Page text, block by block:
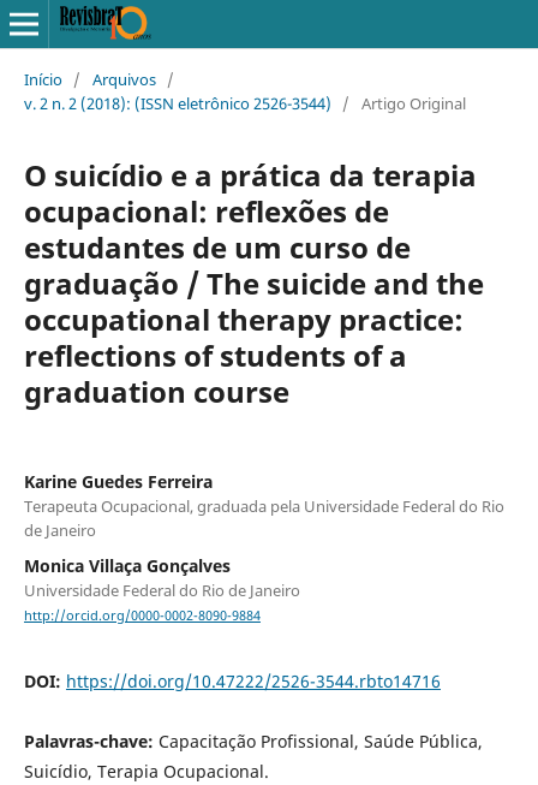
Início / Arquivos /
v. 2 n. 2 (2018): (ISSN eletrônico 2526-3544)
/ Artigo Original
O suicídio e a prática da terapia
ocupacional: reflexões de
estudantes de um curso de
graduação / The suicide and the
occupational therapy practice:
reflections of students of a
graduation course
Karine Guedes Ferreira
Terapeuta Ocupacional, graduada pela Universidade Federal do Rio
de Janeiro
Monica Villaça Gonçalves
Universidade Federal do Rio de Janeiro
http://orcid.org/0000-0002-8090-9884
DOI: https://doi.org/10.47222/2526-3544.rbto14716
Palavras-chave: Capacitação Profissional, Saúde Pública,
Suicídio, Terapia Ocupacional.